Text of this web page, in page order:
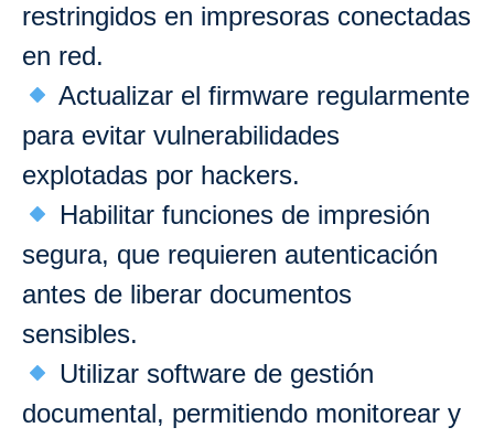
restringidos en impresoras conectadas
en red.
Actualizar el firmware regularmente
para evitar vulnerabilidades
explotadas por hackers.
Habilitar funciones de impresión
segura, que requieren autenticación
antes de liberar documentos
sensibles.
Utilizar software de gestión
documental, permitiendo monitorear y